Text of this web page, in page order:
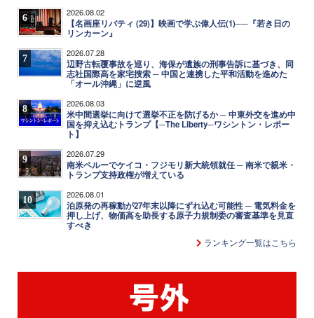
6 2026.08.02
【名画座リバティ (29)】映画で学ぶ偉人伝(1)──『若き日の
リンカーン』
7 2026.07.28
辺野古転覆事故を巡り、海保が遺族の刑事告訴に基づき、同
志社国際高を家宅捜索 ─ 中国と連携した平和活動を進めた
「オール沖縄」に逆風
8 2026.08.03
米中間選挙に向けて選挙不正を防げるか ─ 中東外交を進め中
国を抑え込むトランプ【─The Liberty─ワシントン・レポー
ト】
9 2026.07.29
南米ペルーでケイコ・フジモリ新大統領就任 ─ 南米で親米・
トランプ支持政権が増えている
10 2026.08.01
泊原発の再稼動が27年末以降にずれ込む可能性 ─ 電気料金を
押し上げ、物価高を助長する原子力規制委の審査基準を見直
すべき
ランキング一覧はこちら